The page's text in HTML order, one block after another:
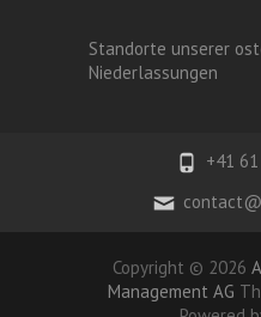
Standorte unserer
Niederlassungen
+41
Copyright © 2026
Management AG